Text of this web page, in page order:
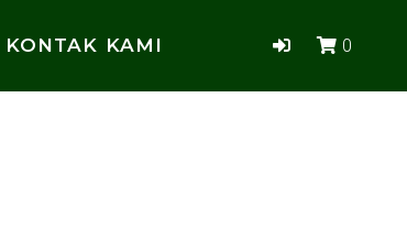
KONTAK KAMI 0